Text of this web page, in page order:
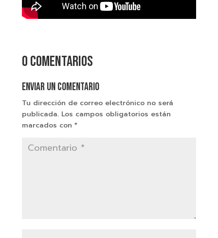
0 comentarios
Enviar un comentario
Tu dirección de correo electrónico no será
publicada. Los campos obligatorios están
marcados con *